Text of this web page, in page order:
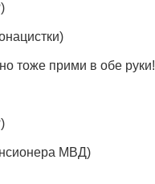
тоже прими в обе руки!
МВД)